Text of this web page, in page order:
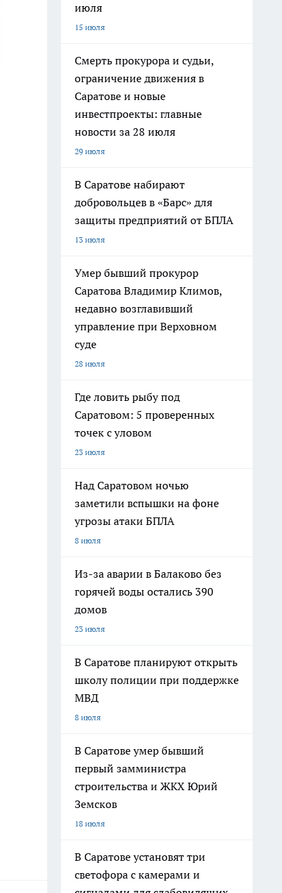
июля
15 июля
Смерть прокурора и судьи,
ограничение движения в
Саратове и новые
инвестпроекты: главные
новости за 28 июля
29 июля
В Саратове набирают
добровольцев в «Барс» для
защиты предприятий от БПЛА
13 июля
Умер бывший прокурор
Саратова Владимир Климов,
недавно возглавивший
управление при Верховном
суде
28 июля
Где ловить рыбу под
Саратовом: 5 проверенных
точек с уловом
23 июля
Над Саратовом ночью
заметили вспышки на фоне
угрозы атаки БПЛА
8 июля
Из-за аварии в Балаково без
горячей воды остались 390
домов
23 июля
В Саратове планируют открыть
школу полиции при поддержке
МВД
8 июля
В Саратове умер бывший
первый замминистра
строительства и ЖКХ Юрий
Земсков
18 июля
В Саратове установят три
светофора с камерами и